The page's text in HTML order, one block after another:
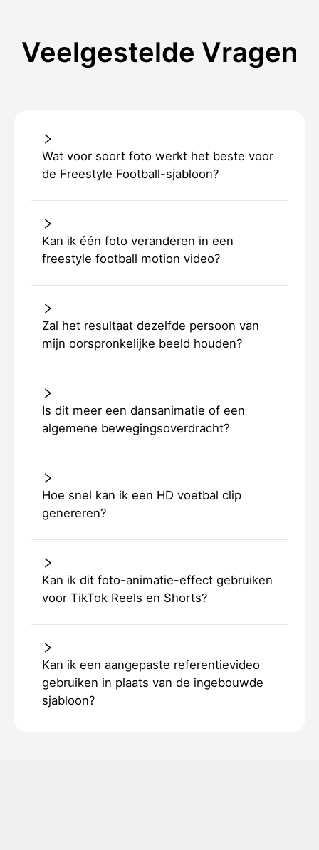
Veelgestelde Vragen
Wat voor soort foto werkt het beste voor
de Freestyle Football-sjabloon?
Kan ik één foto veranderen in een
freestyle football motion video?
Zal het resultaat dezelfde persoon van
mijn oorspronkelijke beeld houden?
Is dit meer een dansanimatie of een
algemene bewegingsoverdracht?
Hoe snel kan ik een HD voetbal clip
genereren?
Kan ik dit foto-animatie-effect gebruiken
voor TikTok Reels en Shorts?
Kan ik een aangepaste referentievideo
gebruiken in plaats van de ingebouwde
sjabloon?